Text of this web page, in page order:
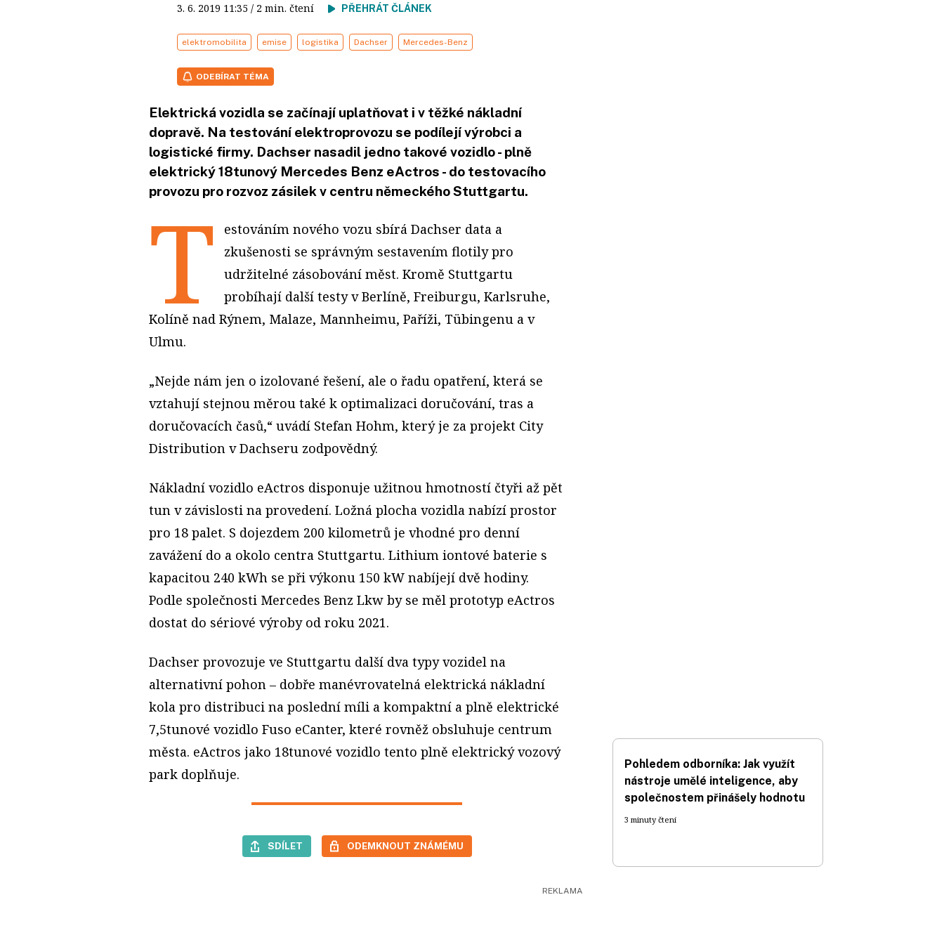
3. 6. 2019 11:35 / 2 min. čtení PŘEHRÁT ČLÁNEK
elektromobilita emise logistika Dachser Mercedes-Benz
ODEBÍRAT TÉMA
Elektrická vozidla se začínají uplatňovat i v těžké nákladní
dopravě. Na testování elektroprovozu se podílejí výrobci a
logistické firmy. Dachser nasadil jedno takové vozidlo - plně
elektrický 18tunový Mercedes Benz eActros - do testovacího
provozu pro rozvoz zásilek v centru německého Stuttgartu.
T
estováním nového vozu sbírá Dachser data a
zkušenosti se správným sestavením flotily pro
udržitelné zásobování měst. Kromě Stuttgartu
probíhají další testy v Berlíně, Freiburgu, Karlsruhe,
Kolíně nad Rýnem, Malaze, Mannheimu, Paříži, Tübingenu a v
Ulmu.
„Nejde nám jen o izolované řešení, ale o řadu opatření, která se
vztahují stejnou měrou také k optimalizaci doručování, tras a
doručovacích časů,“ uvádí Stefan Hohm, který je za projekt City
Distribution v Dachseru zodpovědný.
Nákladní vozidlo eActros disponuje užitnou hmotností čtyři až pět
tun v závislosti na provedení. Ložná plocha vozidla nabízí prostor
pro 18 palet. S dojezdem 200 kilometrů je vhodné pro denní
zavážení do a okolo centra Stuttgartu. Lithium iontové baterie s
kapacitou 240 kWh se při výkonu 150 kW nabíjejí dvě hodiny.
Podle společnosti Mercedes Benz Lkw by se měl prototyp eActros
dostat do sériové výroby od roku 2021.
Dachser provozuje ve Stuttgartu další dva typy vozidel na
alternativní pohon – dobře manévrovatelná elektrická nákladní
kola pro distribuci na poslední míli a kompaktní a plně elektrické
7,5tunové vozidlo Fuso eCanter, které rovněž obsluhuje centrum
města. eActros jako 18tunové vozidlo tento plně elektrický vozový
park doplňuje.
SDÍLET ODEMKNOUT ZNÁMÉMU
Pohledem odborníka: Jak využít
nástroje umělé inteligence, aby
společnostem přinášely hodnotu
3 minuty čtení